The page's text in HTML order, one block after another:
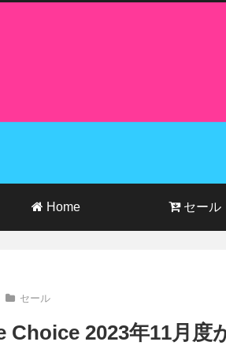
Home セール
セール
Choice 2023年11月度